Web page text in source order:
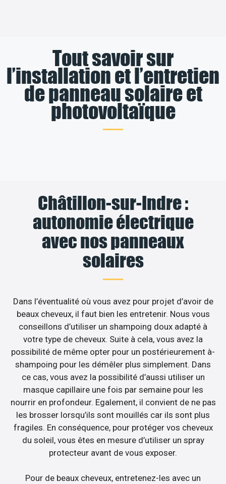
Tout savoir sur
l’installation et l’entretien
de panneau solaire et
photovoltaïque
Châtillon-sur-Indre :
autonomie électrique
avec nos panneaux
solaires
Dans l’éventualité où vous avez pour projet d’avoir de
beaux cheveux, il faut bien les entretenir. Nous vous
conseillons d’utiliser un shampoing doux adapté à
votre type de cheveux. Suite à cela, vous avez la
possibilité de même opter pour un postérieurement à-
shampoing pour les démêler plus simplement. Dans
ce cas, vous avez la possibilité d’aussi utiliser un
masque capillaire une fois par semaine pour les
nourrir en profondeur. Egalement, il convient de ne pas
les brosser lorsqu’ils sont mouillés car ils sont plus
fragiles. En conséquence, pour protéger vos cheveux
du soleil, vous êtes en mesure d’utiliser un spray
protecteur avant de vous exposer.
Pour de beaux cheveux, entretenez-les avec un